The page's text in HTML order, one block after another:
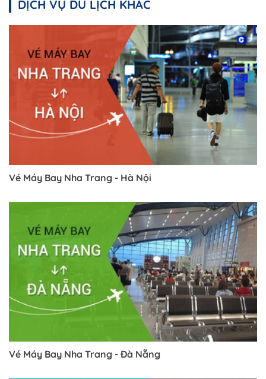
Trở về trang trước đó
DỊCH VỤ DU LỊCH KHÁC
Vé Máy Bay Nha Trang - Hà Nội
Vé Máy Bay Nha Trang - Đà Nẵng